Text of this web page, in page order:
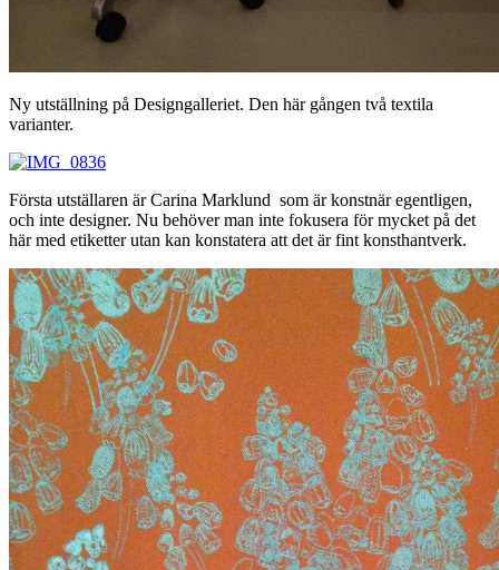
Ny utställning på Designgalleriet. Den här gången två textila
varianter.
Första utställaren är Carina Marklund som är konstnär egentligen,
och inte designer. Nu behöver man inte fokusera för mycket på det
här med etiketter utan kan konstatera att det är fint konsthantverk.